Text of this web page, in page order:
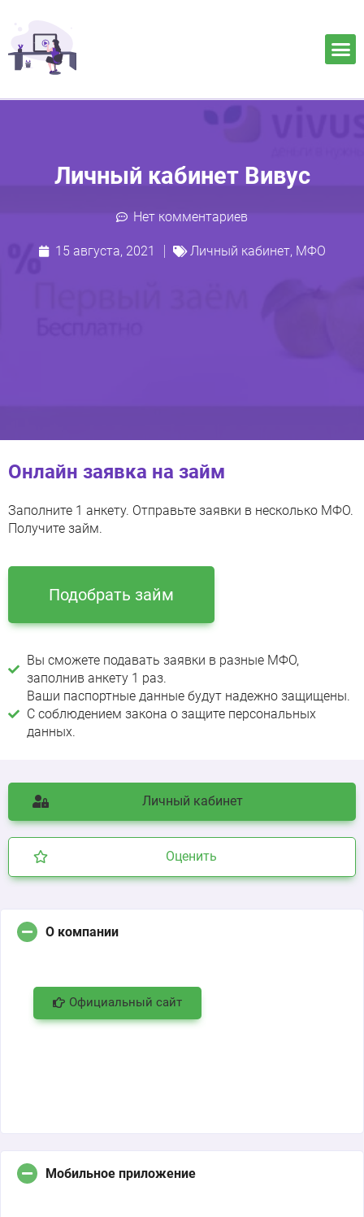
Личный кабинет Вивус
Нет комментариев
15 августа, 2021 Личный кабинет, МФО
Онлайн заявка на займ
Заполните 1 анкету. Отправьте заявки в несколько МФО.
Получите займ.
Подобрать займ
Вы сможете подавать заявки в разные МФО,
заполнив анкету 1 раз.
Ваши паспортные данные будут надежно защищены.
С соблюдением закона о защите персональных
данных.
Личный кабинет
Оценить
О компании
Официальный сайт
Мобильное приложение